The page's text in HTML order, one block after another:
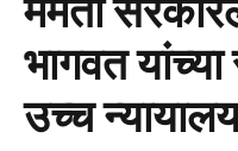
ममता
भागवत
उच्च